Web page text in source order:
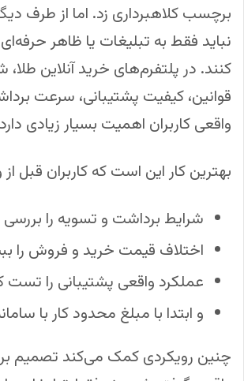
برچسب کلاهبرداری زد. اما از طرف
نباید فقط به تبلیغات یا ظاهر
کنند. در پلتفرم‌های خرید آنلاین
قوانین، کیفیت پشتیبانی، سرعت
واقعی کاربران اهمیت بسیار زیادی
بهترین کار این است که کاربران قبل از
شرایط برداشت و تسویه را بررسی
اختلاف قیمت خرید و فروش را
عملکرد واقعی پشتیبانی را تست
و ابتدا با مبلغ محدود کار با
چنین رویکردی کمک می‌کند تصمیم